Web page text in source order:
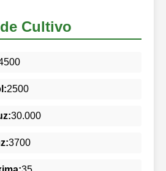
Cultivo
2500
30.000
3700